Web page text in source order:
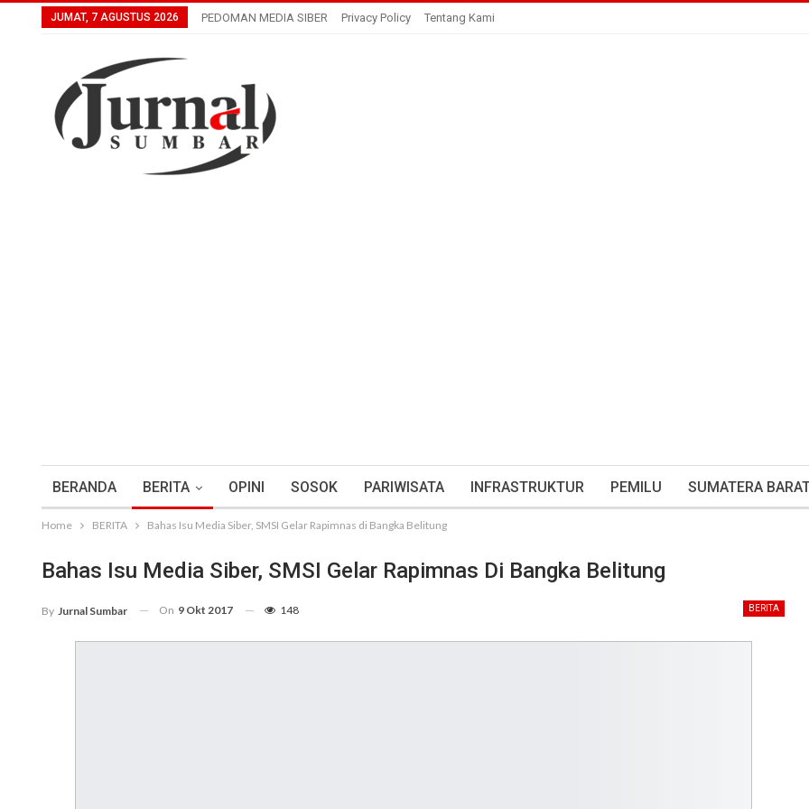
JUMAT, 7 AGUSTUS 2026 PEDOMAN MEDIA SIBER Privacy Policy Tentang Kami
BERANDA BERITA OPINI SOSOK PARIWISATA INFRASTRUKTUR PEMILU SUMATERA
Home BERITA Bahas Isu Media Siber, SMSI Gelar Rapimnas di Bangka Belitung
Bahas Isu Media Siber, SMSI Gelar Rapimnas Di Bangka Belitung
BERITA
By Jurnal Sumbar On 9 Okt 2017 148